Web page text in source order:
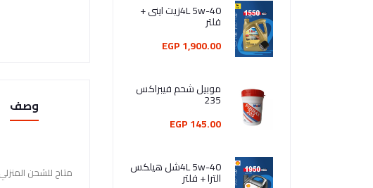
4L 5w-40زيت اينى +
فلتر
1,900.00 EGP
موبيل شحم فيبراكس
235
145.00 EGP
4L 5w-40شل هيلكس
الترا + فلتر
وصف
متاح للشحن